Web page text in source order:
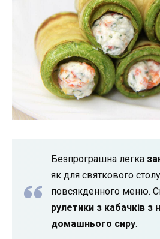
Безпрограшна легка
як для святкового
повсякденного меню.
рулетики з кабачків з
домашнього сиру.